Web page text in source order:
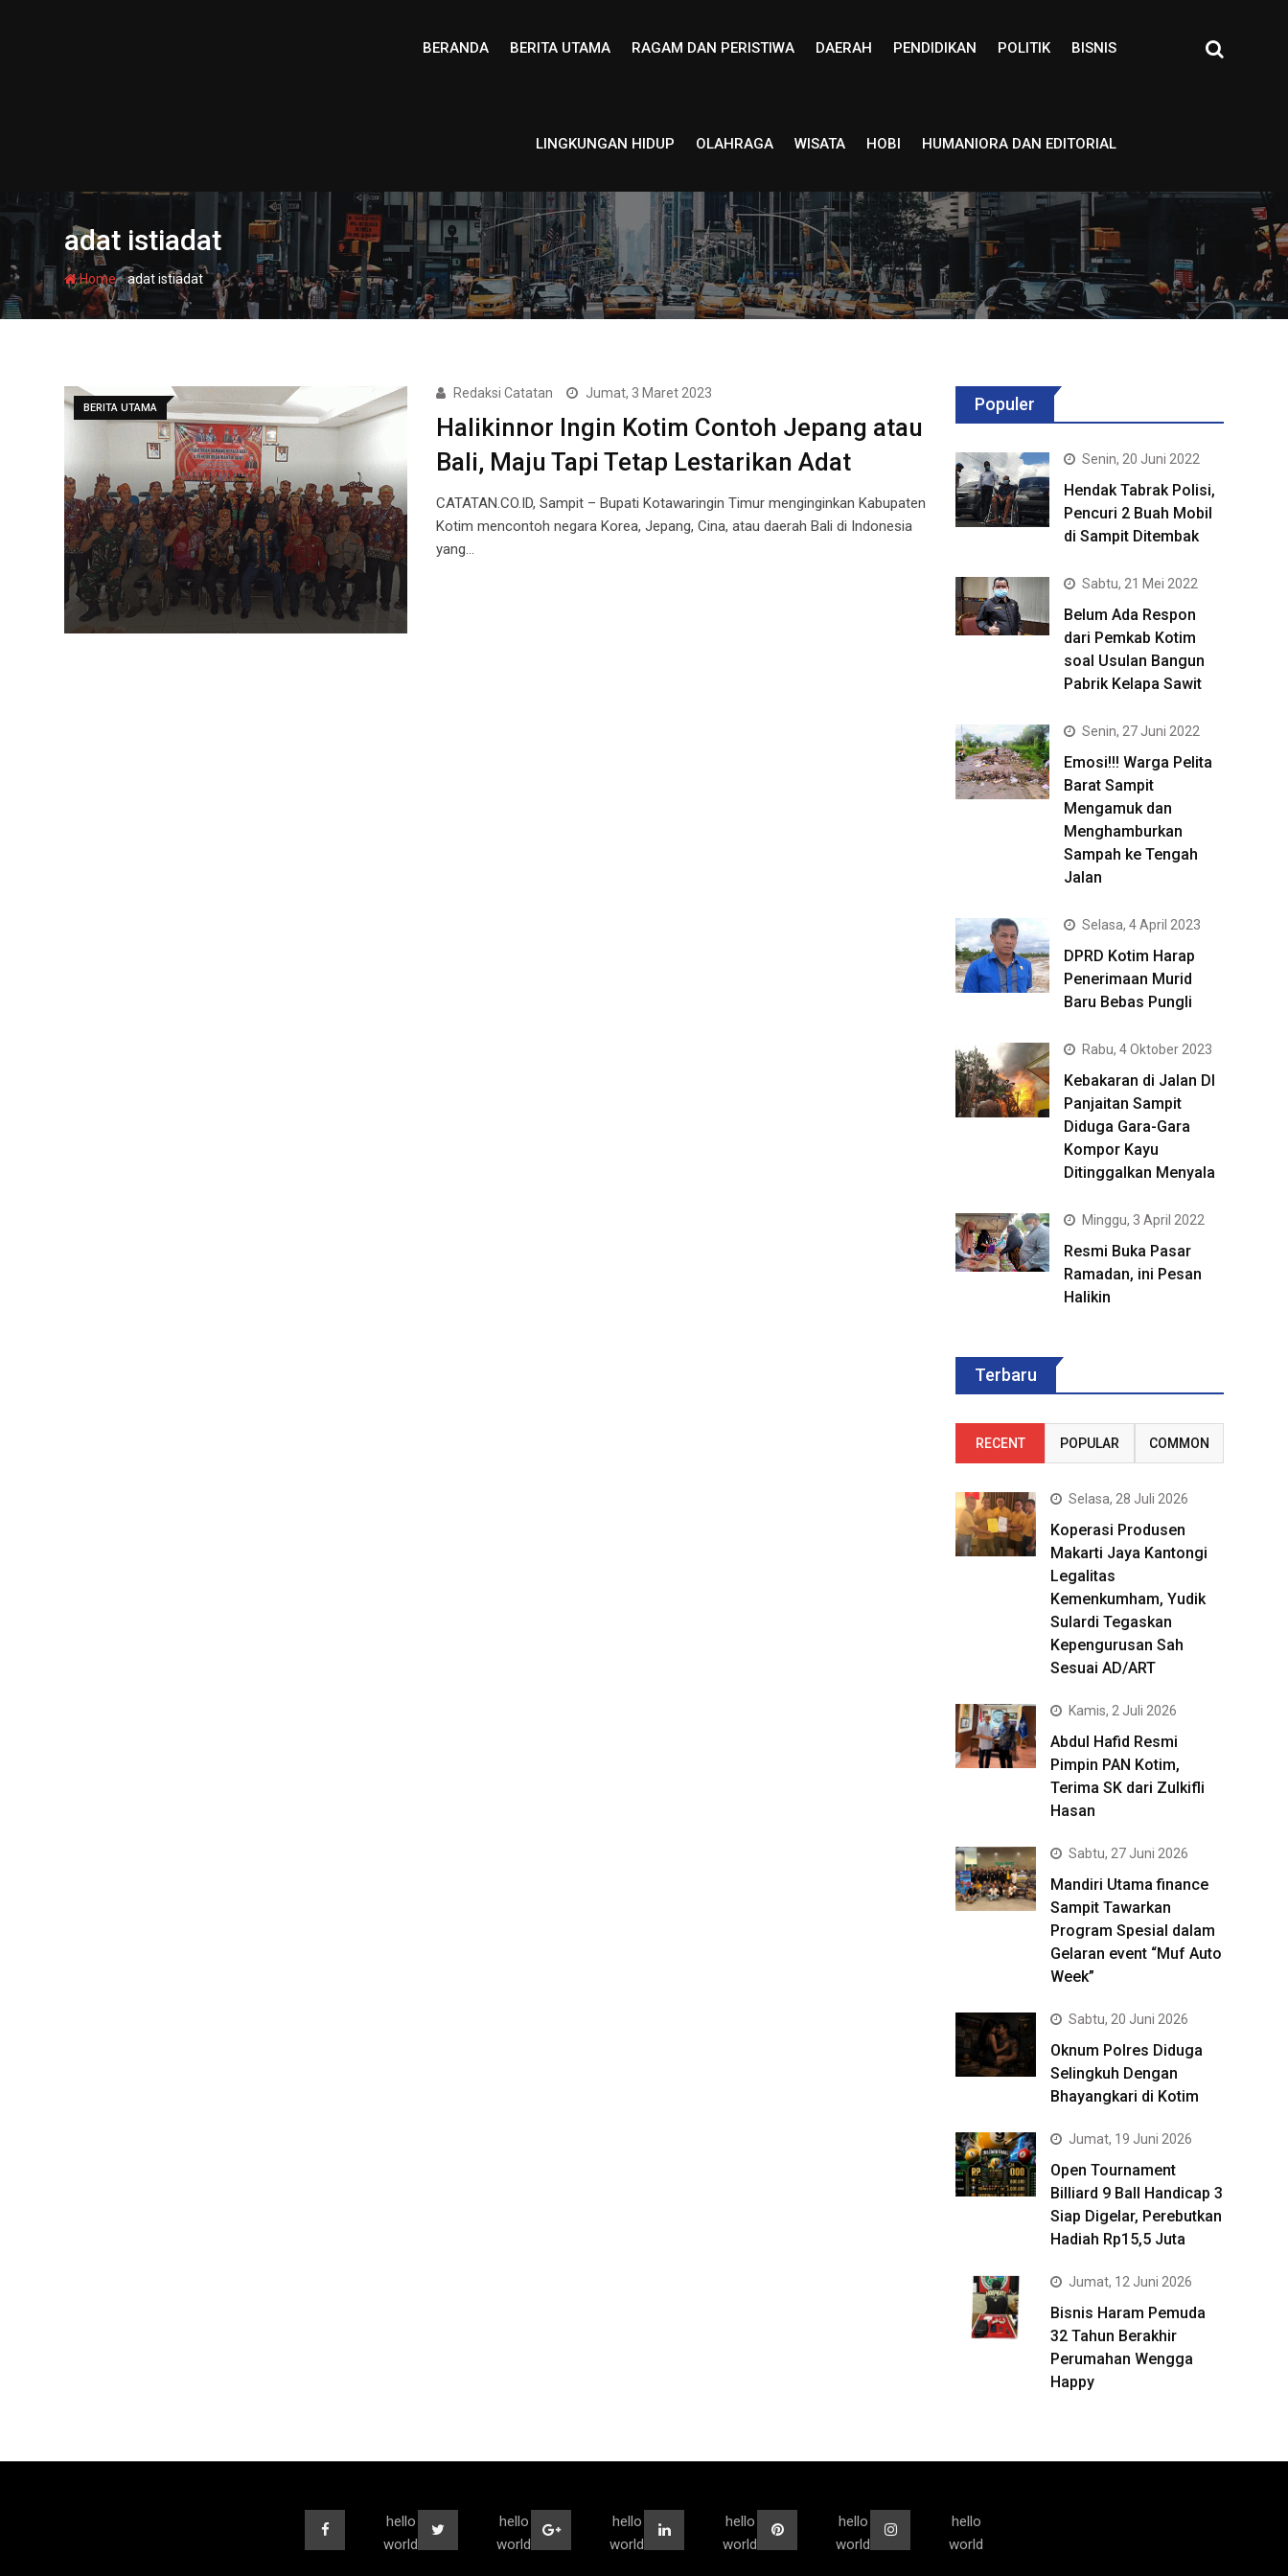
BERANDA BERITA UTAMA RAGAM DAN PERISTIWA DAERAH PENDIDIKAN POLITIK BISNIS
LINGKUNGAN HIDUP OLAHRAGA WISATA HOBI HUMANIORA DAN EDITORIAL
adat istiadat
Home-adat istiadat
BERITA UTAMA
Redaksi Catatan Jumat, 3 Maret 2023
Halikinnor Ingin Kotim Contoh Jepang atau
Bali, Maju Tapi Tetap Lestarikan Adat
CATATAN.CO.ID, Sampit – Bupati Kotawaringin Timur menginginkan Kabupaten
Kotim mencontoh negara Korea, Jepang, Cina, atau daerah Bali di Indonesia
yang…
Populer
Senin, 20 Juni 2022
Hendak Tabrak Polisi,
Pencuri 2 Buah Mobil
di Sampit Ditembak
Sabtu, 21 Mei 2022
Belum Ada Respon
dari Pemkab Kotim
soal Usulan Bangun
Pabrik Kelapa Sawit
Senin, 27 Juni 2022
Emosi!!! Warga Pelita
Barat Sampit
Mengamuk dan
Menghamburkan
Sampah ke Tengah
Jalan
Selasa, 4 April 2023
DPRD Kotim Harap
Penerimaan Murid
Baru Bebas Pungli
Rabu, 4 Oktober 2023
Kebakaran di Jalan DI
Panjaitan Sampit
Diduga Gara-Gara
Kompor Kayu
Ditinggalkan Menyala
Minggu, 3 April 2022
Resmi Buka Pasar
Ramadan, ini Pesan
Halikin
Terbaru
RECENT POPULAR COMMON
Selasa, 28 Juli 2026
Koperasi Produsen
Makarti Jaya Kantongi
Legalitas
Kemenkumham, Yudik
Sulardi Tegaskan
Kepengurusan Sah
Sesuai AD/ART
Kamis, 2 Juli 2026
Abdul Hafid Resmi
Pimpin PAN Kotim,
Terima SK dari Zulkifli
Hasan
Sabtu, 27 Juni 2026
Mandiri Utama finance
Sampit Tawarkan
Program Spesial dalam
Gelaran event “Muf Auto
Week”
Sabtu, 20 Juni 2026
Oknum Polres Diduga
Selingkuh Dengan
Bhayangkari di Kotim
Jumat, 19 Juni 2026
Open Tournament
Billiard 9 Ball Handicap 3
Siap Digelar, Perebutkan
Hadiah Rp15,5 Juta
Jumat, 12 Juni 2026
Bisnis Haram Pemuda
32 Tahun Berakhir
Perumahan Wengga
Happy
hello
world
hello
world
hello
world
hello
world
hello
world
hello
world